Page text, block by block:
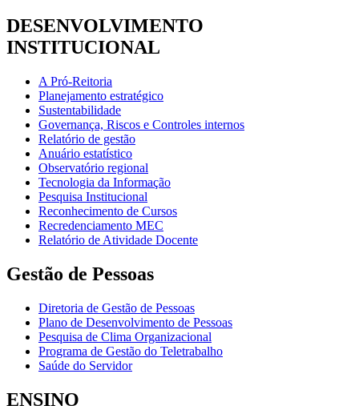
DESENVOLVIMENTO
INSTITUCIONAL
A Pró-Reitoria
Planejamento estratégico
Sustentabilidade
Governança, Riscos e Controles internos
Relatório de gestão
Anuário estatístico
Observatório regional
Tecnologia da Informação
Pesquisa Institucional
Reconhecimento de Cursos
Recredenciamento MEC
Relatório de Atividade Docente
Gestão de Pessoas
Diretoria de Gestão de Pessoas
Plano de Desenvolvimento de Pessoas
Pesquisa de Clima Organizacional
Programa de Gestão do Teletrabalho
Saúde do Servidor
ENSINO